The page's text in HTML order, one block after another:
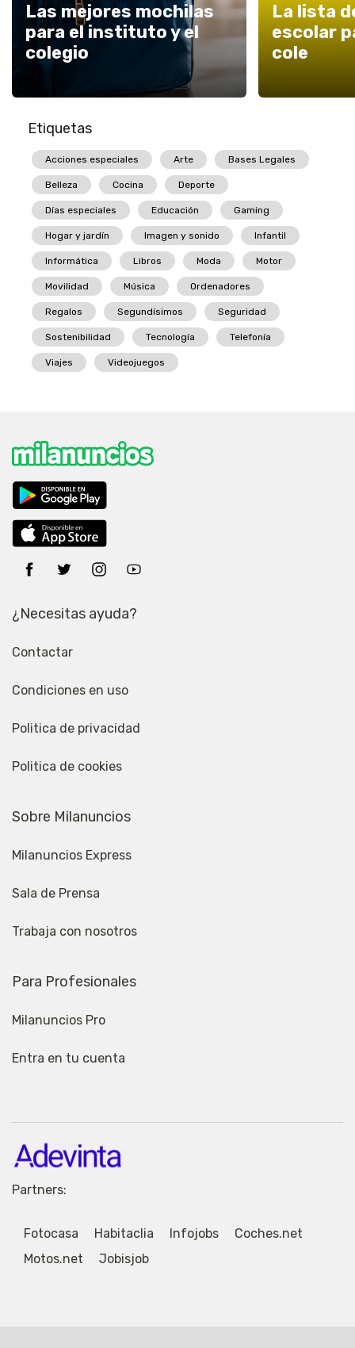
Las mejores mochilas
para el instituto y el
colegio
La lista
escolar
cole
Etiquetas
Acciones especiales Arte Bases Legales
Belleza Cocina Deporte
Días especiales Educación Gaming
Hogar y jardín Imagen y sonido Infantil
Informática Libros Moda Motor
Movilidad Música Ordenadores
Regalos Segundísimos Seguridad
Sostenibilidad Tecnología Telefonía
Viajes Videojuegos
¿Necesitas ayuda?
Contactar
Condiciones en uso
Politica de privacidad
Politica de cookies
Sobre Milanuncios
Milanuncios Express
Sala de Prensa
Trabaja con nosotros
Para Profesionales
Milanuncios Pro
Entra en tu cuenta
Partners:
Fotocasa Habitaclia Infojobs
Coches.net
Motos.net
Jobisjob